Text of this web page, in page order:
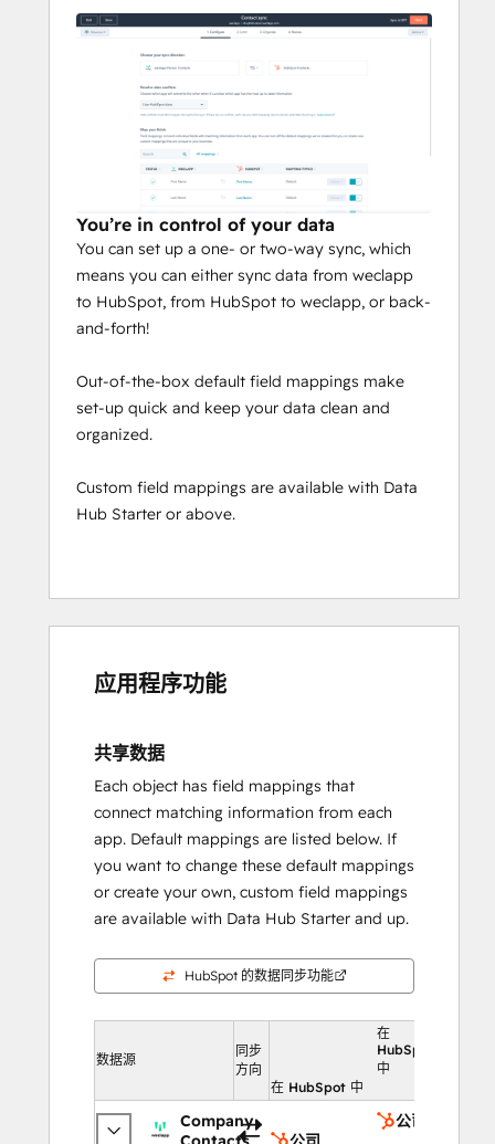
You’re in control of your data
You can set up a one- or two-way sync, which
means you can either sync data from weclapp
to HubSpot, from HubSpot to weclapp, or back-
and-forth!
Out-of-the-box default field mappings make
set-up quick and keep your data clean and
organized.
Custom field mappings are available with Data
Hub Starter or above.
应用程序功能
共享数据
Each object has field mappings that
connect matching information from each
app. Default mappings are listed below. If
you want to change these default mappings
or create your own, custom field mappings
are available with Data Hub Starter and up.
HubSpot 的数据同步功能
数据源
同步
方向
在
HubSpot
中
在 HubSpot 中
Company
公司